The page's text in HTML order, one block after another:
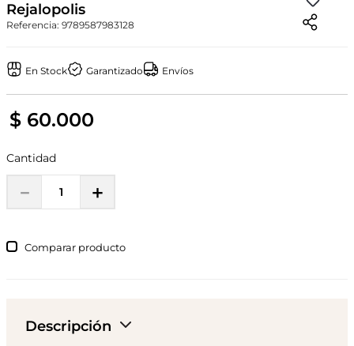
Rejalopolis
Referencia: 9789587983128
En Stock Garantizado Envíos
$ 60.000
Cantidad
＋
－
Comparar
Descripción